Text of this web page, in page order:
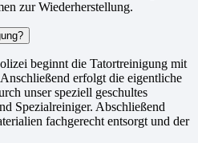
zur Wiederherstellung.
beginnt die Tatortreinigung mit
erfolgt die eigentliche
unser speziell geschultes
Spezialreiniger. Abschließend
fachgerecht entsorgt und der